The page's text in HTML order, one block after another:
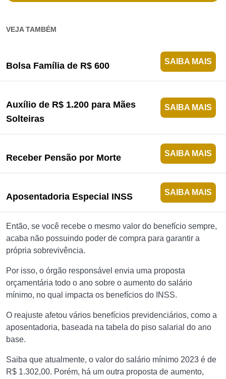
VEJA TAMBÉM
Bolsa Família de R$ 600 SAIBA MAIS
Auxílio de R$ 1.200 para Mães
Solteiras
SAIBA MAIS
Receber Pensão por Morte SAIBA MAIS
Aposentadoria Especial INSS SAIBA MAIS
Então, se você recebe o mesmo valor do benefício sempre,
acaba não possuindo poder de compra para garantir a
própria sobrevivência.
Por isso, o órgão responsável envia uma proposta
orçamentária todo o ano sobre o aumento do salário
mínimo, no qual impacta os benefícios do INSS.
O reajuste afetou vários benefícios previdenciários, como a
aposentadoria, baseada na tabela do piso salarial do ano
base.
Saiba que atualmente, o valor do salário mínimo 2023 é de
R$ 1.302,00. Porém, há um outra proposta de aumento,